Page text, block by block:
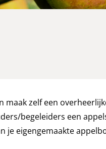
maak zelf een
begeleiders een
je eigengemaakte